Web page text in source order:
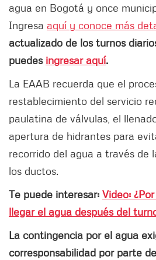
agua en Bogotá y once
Ingresa aquí y conoce más
actualizado de los turnos
puedes ingresar aquí.
La EAAB recuerda que el
restablecimiento del servicio
paulatina de válvulas, el
apertura de hidrantes para
recorrido del agua a través de
los ductos.
Te puede interesar: Video:
llegar el agua después del
La contingencia por el agua
corresponsabilidad por parte